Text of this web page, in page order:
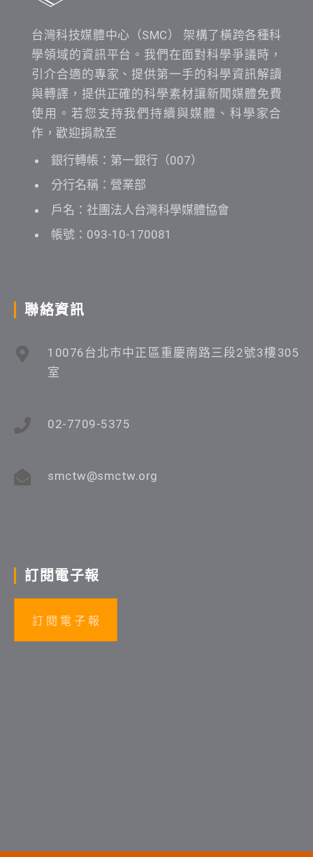
台灣科技媒體中心（SMC） 架構了橫跨各種科
學領域的資訊平台。我們在面對科學爭議時，
引介合適的專家、提供第一手的科學資訊解讀
與轉譯，提供正確的科學素材讓新聞媒體免費
使用。若您支持我們持續與媒體、科學家合
作，歡迎捐款至
銀行轉帳：第一銀行（007）
分行名稱：營業部
戶名：社團法人台灣科學媒體協會
帳號：093-10-170081
聯絡資訊
10076台北市中正區重慶南路三段2號3樓305
室
02-7709-5375
smctw@smctw.org
訂閱電子報
訂 閱 電 子 報